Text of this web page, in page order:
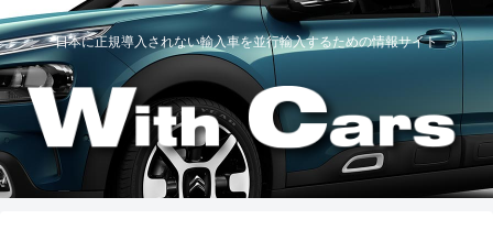
日本に正規導入されない輸入車を並行輸入するための情報サイト